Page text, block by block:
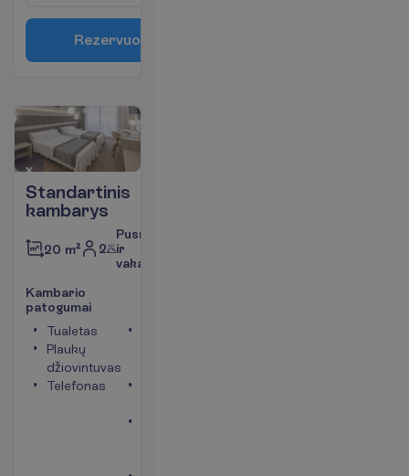
Rezervuo
Standartinis
kambarys
20 m² 2
Pusryčiai
ir
vakarienė
Kambario
patogumai
Tualetas
Plaukų
džiovintuvas
Telefonas